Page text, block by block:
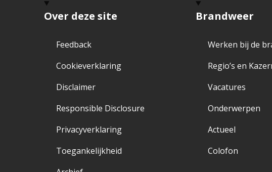
Over deze site
Feedback
Cookieverklaring
Disclaimer
Responsible Disclosure
Privacyverklaring
Toegankelijkheid
Brandweer
Werken bij de
Regio’s en
Vacatures
Onderwerpen
Actueel
Colofon